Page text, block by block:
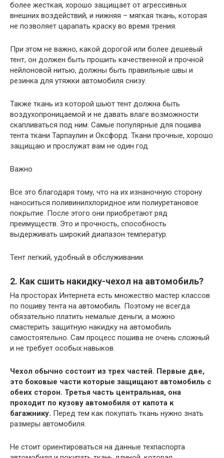
более жесткая, хорошо защищает от агрессивных
внешних воздействий, и нижняя – мягкая ткань, которая
не позволяет царапать краску во время трения.
При этом не важно, какой дорогой или более дешевый
тент, он должен быть прошить качественной и прочной
нейлоновой нитью, должны быть правильные швы и
резинка для утяжки автомобиля снизу.
Также ткань из которой шьют тент должна быть
воздухопроницаемой и не давать влаге возможности
скапливаться под ним. Самые популярные для пошива
тента ткани Тарпаулин и Оксфорд. Ткани прочные, хорошо
защищаю и прослужат вам не один год.
Важно
Все это благодаря тому, что на их изнаночную сторону
наноситься поливинилхлоридное или полиуретановое
покрытие. После этого они приобретают ряд
преимуществ. Это и прочность, способность
выдерживать широкий диапазон температур.
Тент легкий, удобный в обслуживании.
2. Как сшить накидку-чехол на автомобиль?
На просторах Интернета есть множество мастер классов
по пошиву тента на автомобиль. Поэтому не всегда
обязательно платить немалые деньги, а можно
смастерить защитную накидку на автомобиль
самостоятельно. Сам процесс пошива не очень сложный
и не требует особых навыков.
Чехол обычно состоит из трех частей. Первые две,
это боковые части которые защищают автомобиль с
обеих сторон. Третья часть центральная, она
проходит по кузову автомобиля от капота к
багажнику. Перед тем как покупать ткань нужно знать
размеры автомобиля.
Не стоит ориентироваться на данные техпаспорта